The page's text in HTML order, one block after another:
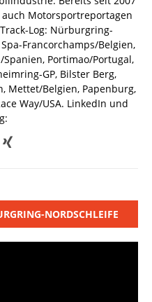
Motorsportreportagen
Log: Nürburgring-
Francorchamps/Belgien,
Portimao/Portugal,
GP, Bilster Berg,
Mettet/Belgien, Papenburg,
Way/USA. LinkedIn und
NORDSCHLEIFE